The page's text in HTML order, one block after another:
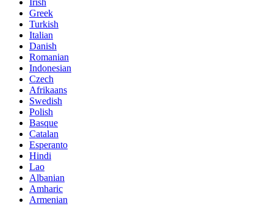
Greek
Turkish
Italian
Danish
Romanian
Indonesian
Czech
Afrikaans
Swedish
Polish
Basque
Catalan
Esperanto
Hindi
Lao
Albanian
Amharic
Armenian